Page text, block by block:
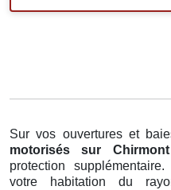
Sur vos ouvertures et
motorisés
sur
protection
votre habitation du